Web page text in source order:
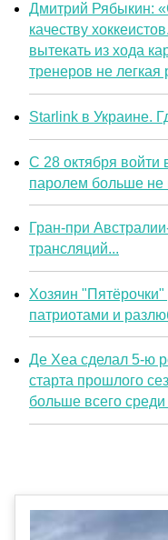
Дмитрий Рябыкин:
качеству
вытекать из хода
тренеров не легкая
Starlink в Украине.
С 28 октября войти
паролем больше не
Гран-при
трансляций...
Хозяин "Пятёрочки"
патриотами и
Де Хеа сделал 5-ю
старта прошлого
больше всего